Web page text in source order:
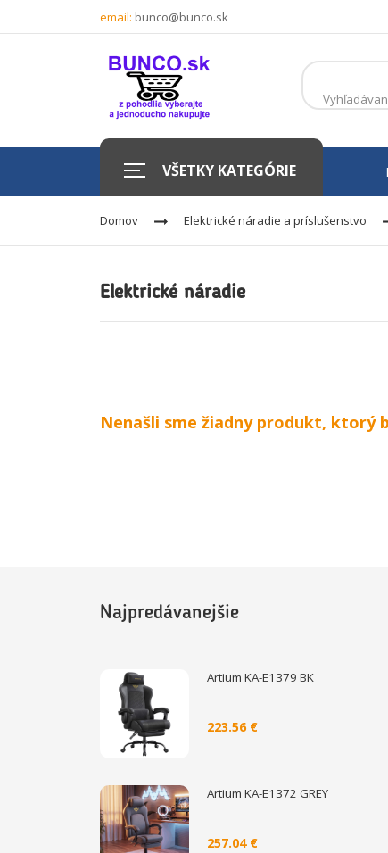
email: bunco@bunco.sk
VŠETKY KATEGÓRIE
Domov Elektrické náradie a príslušenstvo
Elektrické náradie
Nenašli sme žiadny produkt, ktorý
Najpredávanejšie
Artium KA-E1379 BK
223.56 €
Artium KA-E1372 GREY
257.04 €